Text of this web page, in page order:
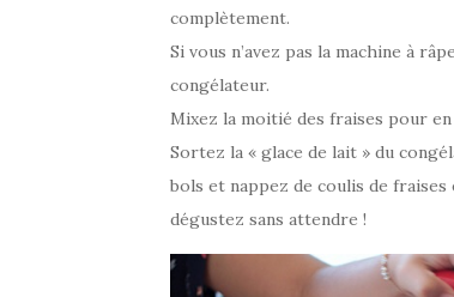
complètement.
Si vous n’avez pas la machine à
congélateur.
Mixez la moitié des fraises pour
Sortez la « glace de lait » du
bols et nappez de coulis de
dégustez sans attendre !